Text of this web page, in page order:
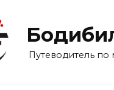
Путеводитель